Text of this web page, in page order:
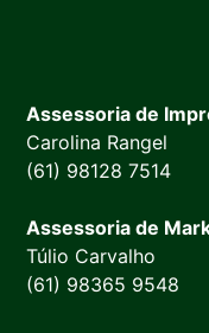
Assessoria de
Carolina Rangel
(61) 98128 7514
Assessoria de
Túlio Carvalho
(61) 98365 9548